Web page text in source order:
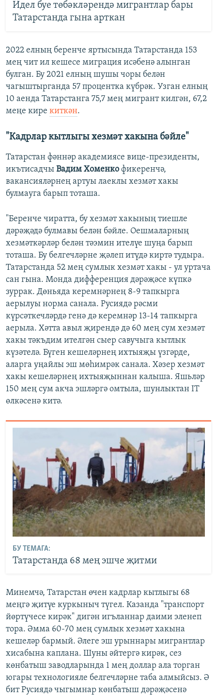
Идел буе төбәкләрендә мигрантлар бары
Татарстанда гына арткан
2022 елның беренче яртысында Татарстанда 153
мең чит ил кешесе миграция исәбенә алынган
булган. Бу 2021 елның шушы чоры белән
чагыштырганда 57 процентка күбрәк. Узган елның
10 аенда Татарстанга 75,7 мең мигрант килгән, 67,2
меңе кире киткән.
"Кадрлар кытлыгы хезмәт хакына бәйле"
Татарстан фәннәр академиясе вице-президенты,
икътисадчы Вадим Хоменко фикеренчә,
вакансияләрнең артуы лаеклы хезмәт хакы
булмауга барып тоташа.
"Беренче чиратта, бу хезмәт хакының тиешле
дәрәҗәдә булмавы белән бәйле. Оешмаларның
хезмәткәрләр белән тәэмин ителүе шуңа барып
тоташа. Бу белгечләрне җәлеп итүдә киртә тудыра.
Татарстанда 52 мең сумлык хезмәт хакы - ул уртача
сан гына. Монда дифференция дәрәҗәсе күпкә
зуррак. Дөньяда керемнәрнең 8-9 тапкырга
аерылуы норма санала. Русиядә рәсми
күрсәткечләрдә генә дә керемнәр 13-14 тапкырга
аерыла. Хәтта авыл җирендә дә 60 мең сум хезмәт
хакы тәкъдим ителгән сыер савучыга кытлык
күзәтелә. Бүген кешеләрнең ихтыяҗы үзгәрде,
аларга уңайлы эш мөһимрәк санала. Хәзер хезмәт
хакы кешеләрнең ихтыяҗыннан калыша. Яшьләр
150 мең сум акча эшләргә омтыла, шунлыктан IT
өлкәсенә китә.
БУ ТЕМАГА:
Татарстанда 68 мең эшче җитми
Минемчә, Татарстан өчен кадрлар кытлыгы 68
меңгә җитүе куркыныч түгел. Казанда "транспорт
йөртүчесе кирәк" дигән игъланнар даими эленеп
тора. Әмма 60-70 мең сумлык хезмәт хакына
кешеләр бармый. Әлеге эш урыннары мигрантлар
хисабына каплана. Шуны әйтергә кирәк, сез
көнбатыш заводларында 1 мең доллар ала торган
югары технологияле белгечләрне таба алмыйсыз. Ә
бит Русиядә чыгымнар көнбатыш дәрәҗәсенә